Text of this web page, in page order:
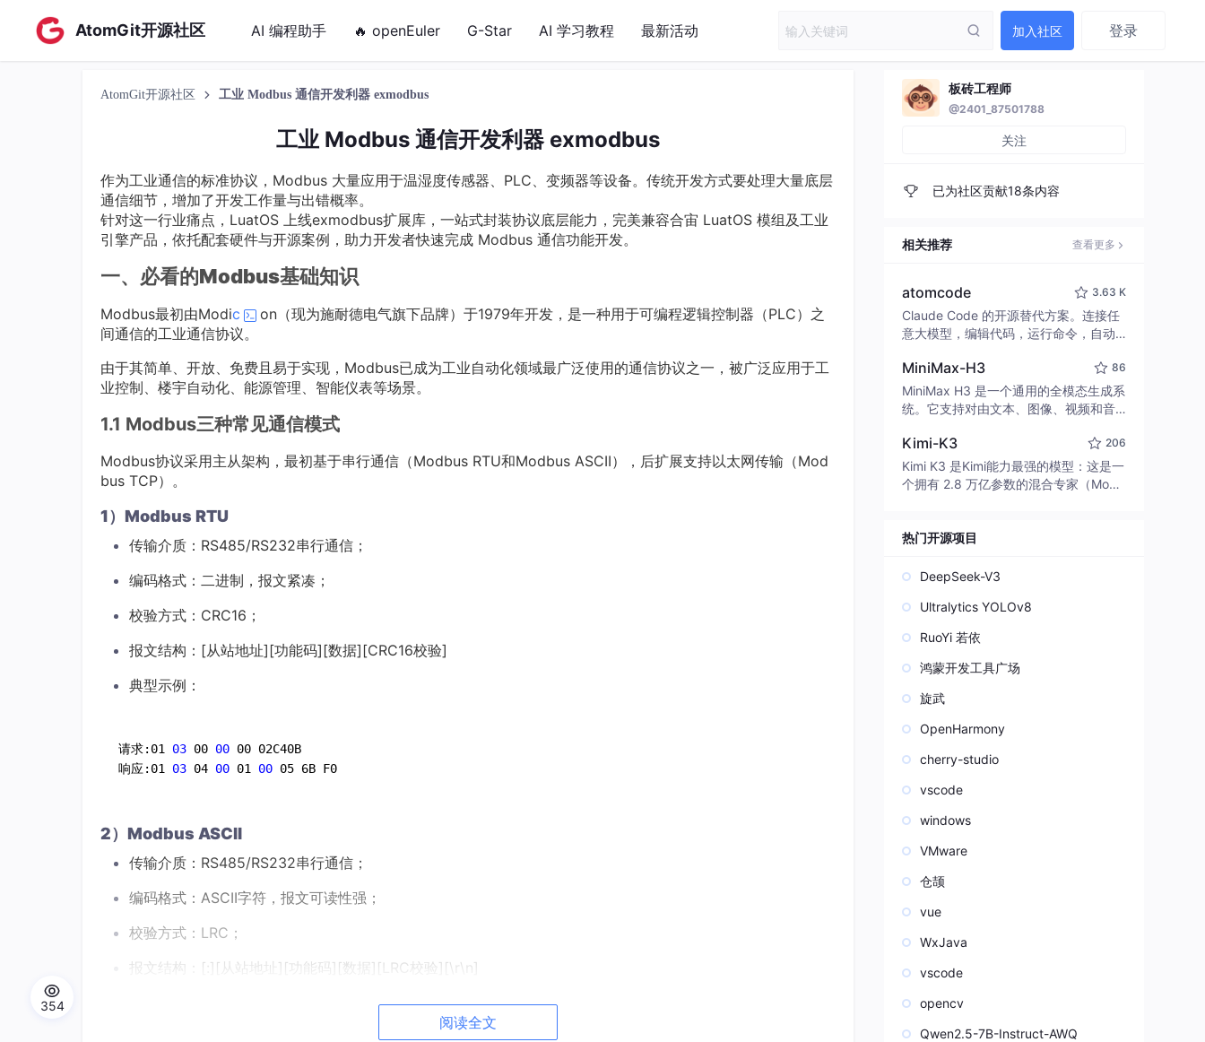
AtomGit开源社区 AI 编程助手 🔥 openEuler G-Star AI 学习教程 最新活动 加入社区 登录
AtomGit开源社区 工业 Modbus 通信开发利器 exmodbus
工业 Modbus 通信开发利器 exmodbus
作为工业通信的标准协议，Modbus 大量应用于温湿度传感器、PLC、变频器等设备。传统开发方式要处理大量底层
通信细节，增加了开发工作量与出错概率。
针对这一行业痛点，LuatOS 上线exmodbus扩展库，一站式封装协议底层能力，完美兼容合宙 LuatOS 模组及工业
引擎产品，依托配套硬件与开源案例，助力开发者快速完成 Modbus 通信功能开发。
一、必看的Modbus基础知识
Modbus最初由Modic
on（现为施耐德电气旗下品牌）于1979年开发，是一种用于可编程逻辑控制器（PLC）之
间通信的工业通信协议。
由于其简单、开放、免费且易于实现，Modbus已成为工业自动化领域最广泛使用的通信协议之一，被广泛应用于工
业控制、楼宇自动化、能源管理、智能仪表等场景。
1.1 Modbus三种常见通信模式
Modbus协议采用主从架构，最初基于串行通信（Modbus RTU和Modbus ASCII），后扩展支持以太网传输（Mod
bus TCP）。
1）Modbus RTU
传输介质：RS485/RS232串行通信；
编码格式：二进制，报文紧凑；
校验方式：CRC16；
报文结构：[从站地址][功能码][数据][CRC16校验]
典型示例：
请求:01 03 00 00 00 02C40B
响应:01
03 04 00 01 00
2）Modbus ASCII
传输介质：RS485/RS232串行通信；
编码格式：ASCII字符，报文可读性强；
校验方式：LRC；
报文结构：[:][从站地址][功能码][数据][LRC校验][\r\n]
阅读全文
354
板砖工程师
@2401_87501788
关注
已为社区贡献18条内容
相关推荐 查看更多
atomcode 3.63 K
Claude Code 的开源替代方案。连接任
意大模型，编辑代码，运行命令，自动
致性能。 ｜ An open-source alternativ
e to Claude Code. Connect any LLM,
edit code, run commands, and verify
MiniMax-H3 86
MiniMax H3 是一个通用的全模态生成系
统。它支持对由文本、图像、视频和音
并能生成分辨率高达 2K、时长可达 15
秒的带原生立体声音频的视频。得益于
面向任务泛化的系统设计，H3 在预训练
模态指令。
Kimi-K3 206
Kimi K3 是Kimi能力最强的模型：这是一
个拥有 2.8 万亿参数的混合专家（Mo
热门开源项目
DeepSeek-V3
Ultralytics YOLOv8
RuoYi 若依
鸿蒙开发工具广场
旋武
OpenHarmony
cherry-studio
vscode
windows
VMware
仓颉
vue
WxJava
vscode
opencv
Qwen2.5-7B-Instruct-AWQ